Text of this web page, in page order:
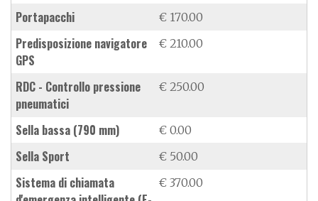
portapacchi € 170.00
predisposizione navigatore
GPS
€ 210.00
RDC - Controllo pressione
pneumatici
€ 250.00
sella bassa (790 mm) € 0.00
sella Sport € 50.00
sistema di chiamata
€ 370.00